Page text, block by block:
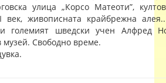
улица „Корсо Матеоти”,
век, живописната крайбрежна
големият шведски учен Алфред
музей. Свободно време.